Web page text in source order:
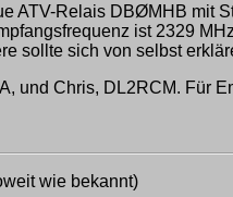
ATV-Relais DBØMHB mit
ist 2329
sollte sich von selbst
und Chris, DL2RCM. Für
wie bekannt)